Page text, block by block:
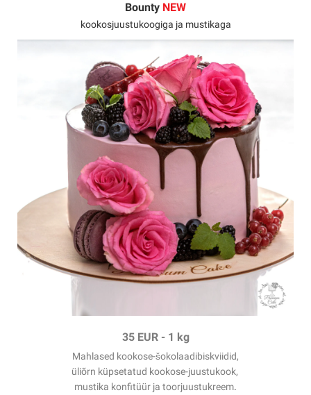
Bounty NEW
kookosjuustukoogiga ja mustikaga
35 EUR - 1 kg
Mahlased kookose-šokolaadibiskviidid,
üliõrn küpsetatud kookose-juustukook,
mustika konfitüür ja toorjuustukreem.